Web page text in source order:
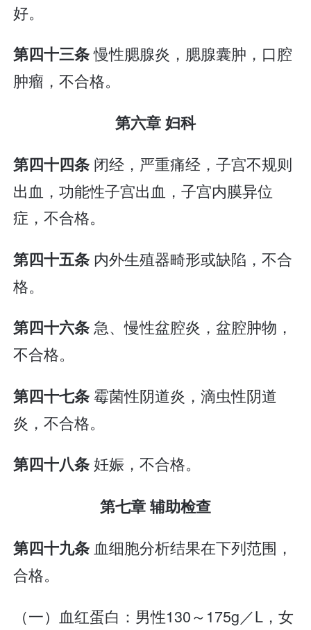
好。
第四十三条慢性腮腺炎，腮腺囊肿，口腔
肿瘤，不合格。
第六章 妇科
第四十四条 闭经，严重痛经，子宫不规则
出血，功能性子宫出血，子宫内膜异位
症，不合格。
第四十五条 内外生殖器畸形或缺陷，不合
格。
第四十六条急、慢性盆腔炎，盆腔肿物，
不合格。
第四十七条霉菌性阴道炎，滴虫性阴道
炎，不合格。
第四十八条妊娠，不合格。
第七章 辅助检查
第四十九条血细胞分析结果在下列范围，
合格。
（一）血红蛋白：男性130～175g／L，女